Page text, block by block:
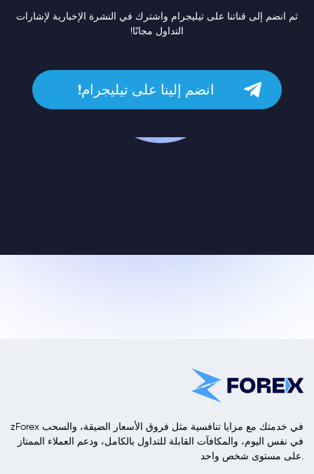
ثم انضم إلى قناتنا على تيليجرام واشترك في النشرة الإخبارية لإشارات
التداول مجانًا!
انضم إلينا على تيليجرام!
zForex في خدمتك مع مزايا تنافسية مثل فروق الأسعار الضيقة، والسحب
في نفس اليوم، والمكافآت القابلة للتداول بالكامل، ودعم العملاء الممتاز
على مستوى شخص واحد.